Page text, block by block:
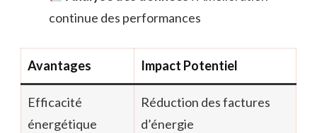
continue des performances
Avantages Impact Potentiel
Efficacité
énergétique
Réduction des factures
d’énergie